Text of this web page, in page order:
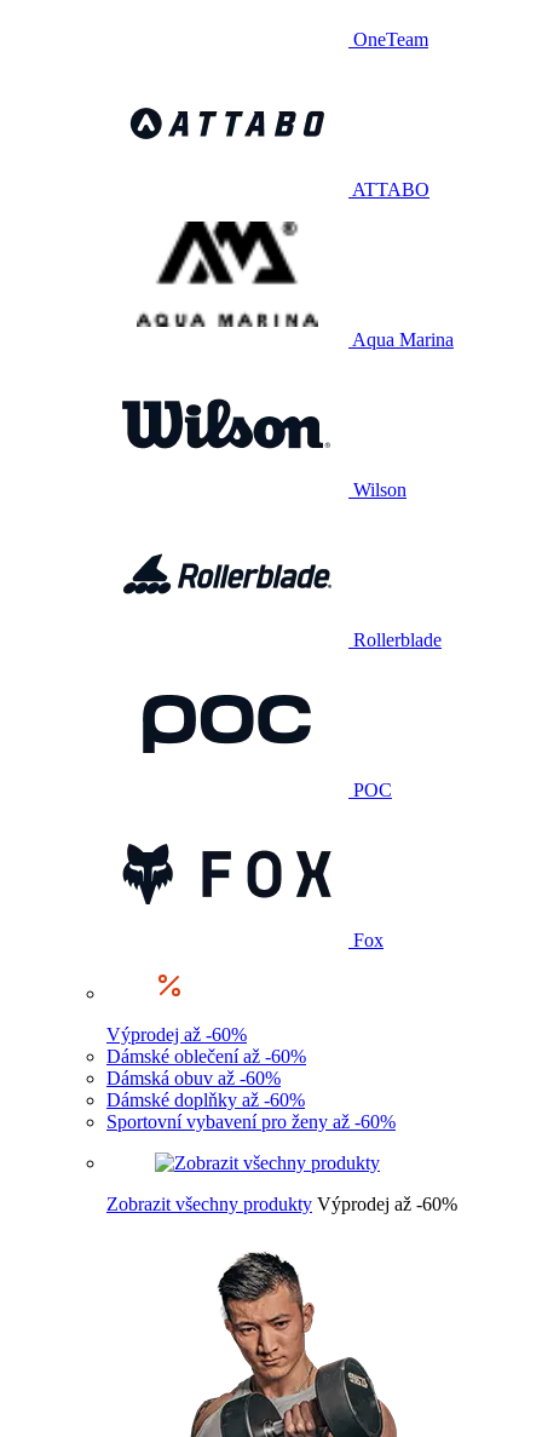
OneTeam
ATTABO
Aqua Marina
Wilson
Rollerblade
POC
Fox
Výprodej až -60%
Dámské oblečení až -60%
Dámská obuv až -60%
Dámské doplňky až -60%
Sportovní vybavení pro ženy až -60%
Zobrazit všechny produkty Výprodej až -60%